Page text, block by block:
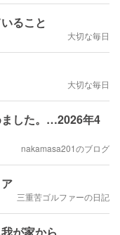
ること
大切な毎日
大切な毎日
した。…2026年4
nakamasa201のブログ
三重苦ゴルファーの日記
が家から